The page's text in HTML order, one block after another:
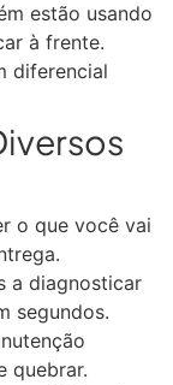
estão usando
à frente.
diferencial
o que você vai
a diagnosticar
segundos.
quebrar.